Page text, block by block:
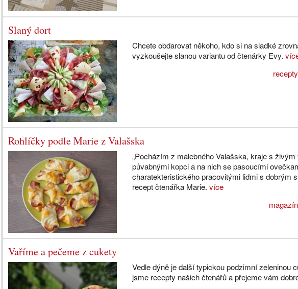
Slaný dort
Chcete obdarovat někoho, kdo si na sladké
vyzkoušejte slanou variantu od čtenárky Evy.
recepty
Rohlíčky podle Marie z Valašska
„Pocházím z malebného Valašska, kraje s živým
půvabnými kopci a na nich se pasoucími
charatekteristického pracovitými lidmi s dobrým
recept čtenářka Marie.více
magazín
Vaříme a pečeme z cukety
Vedle dýně je další typickou podzimní zeleninou
jsme recepty našich čtenářů a přejeme vám